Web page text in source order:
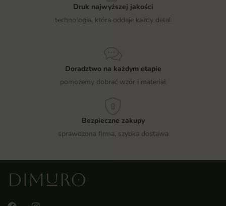
Druk najwyższej jakości
technologia, która oddaje każdy detal
Doradztwo na każdym etapie
pomożemy dobrać wzór i materiał
Bezpieczne zakupy
sprawdzona firma, szybka dostawa